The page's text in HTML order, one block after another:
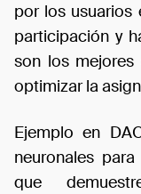
por los usuarios
participación y
son los mejores
optimizar la
Ejemplo en
neuronales
que